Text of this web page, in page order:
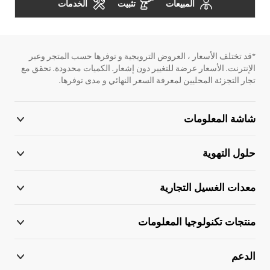
المبيعات تثبيت الخدمات
*قد تختلف الأسعار ، العروض الترويجية و توفرها حسب المتجر وعبر
الإنترنت. الأسعار عرضة للتغيير دون إشعار. الكميات محدودة. تحقق مع
تجار التجزئة المحليين لمعرفة السعر النهائي و مدى توفرها.
شاشة المعلومات
حلول التهوية
معدات الغسيل التجارية
منتجات تكنولوجيا المعلومات
الدعم